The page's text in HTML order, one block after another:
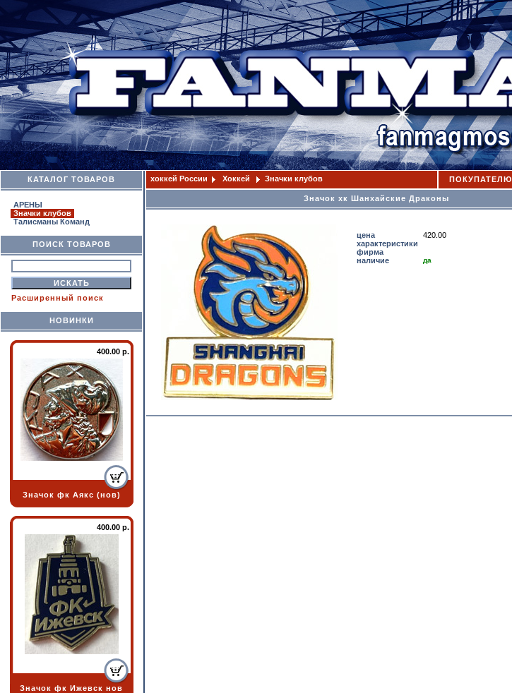
КАТАЛОГ ТОВАРОВ
АРЕНЫ
Значки клубов
Талисманы Команд
ПОИСК ТОВАРОВ
Расширенный поиск
НОВИНКИ
400.00 р.
Значок фк Аякс (нов)
400.00 р.
Значок фк Ижевск нов
хоккей России Хоккей Значки клубов ПОКУПАТЕЛЮ
Значок хк Шанхайские Драконы
цена
420.00
характеристики
фирма
наличие
да